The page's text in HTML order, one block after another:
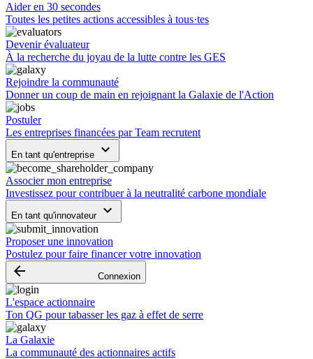
Aider en 30 secondes
Toutes les petites actions accessibles à tous·tes
Devenir évaluateur
À la recherche du joyau de la lutte contre les GES
Rejoindre la communauté
Donner un coup de main en rejoignant la Galaxie de l'Action
Postuler
Les entreprises financées par Team recrutent
En tant qu'entreprise keyboard_arrow_down
Associer mon entreprise
Investissez pour contribuer à la neutralité carbone mondiale
En tant qu'innovateur keyboard_arrow_down
Proposer une innovation
Postulez pour faire financer votre innovation
arrow_backward Connexion
L'espace actionnaire
Ton QG pour tabasser les gaz à effet de serre
La Galaxie
La communauté des actionnaires actifs